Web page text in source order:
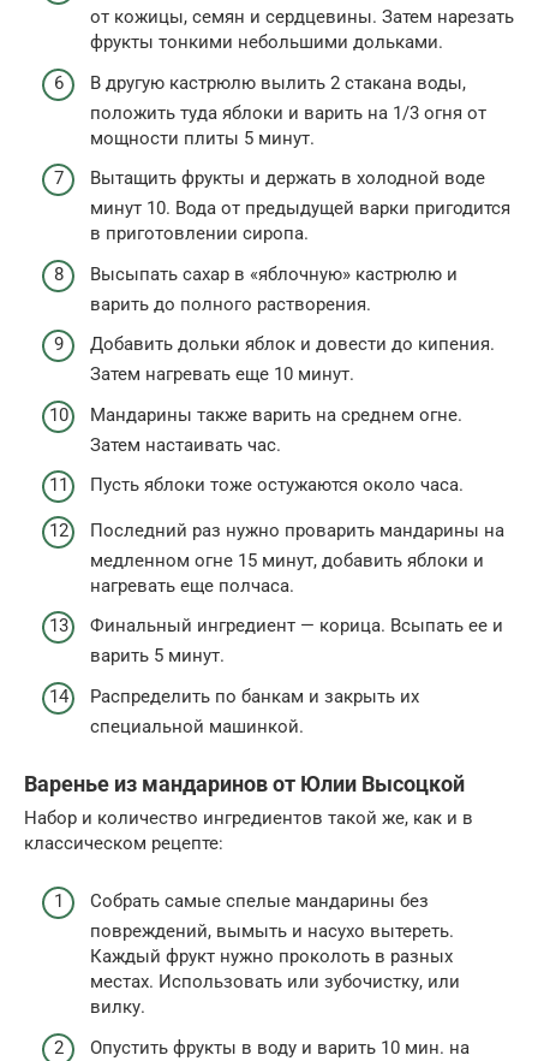
от кожицы, семян и сердцевины. Затем нарезать
фрукты тонкими небольшими дольками.
В другую кастрюлю вылить 2 стакана воды,
положить туда яблоки и варить на 1/3 огня от
мощности плиты 5 минут.
Вытащить фрукты и держать в холодной воде
минут 10. Вода от предыдущей варки пригодится
в приготовлении сиропа.
Высыпать сахар в «яблочную» кастрюлю и
варить до полного растворения.
Добавить дольки яблок и довести до кипения.
Затем нагревать еще 10 минут.
Мандарины также варить на среднем огне.
Затем настаивать час.
Пусть яблоки тоже остужаются около часа.
Последний раз нужно проварить мандарины на
медленном огне 15 минут, добавить яблоки и
нагревать еще полчаса.
Финальный ингредиент — корица. Всыпать ее и
варить 5 минут.
Распределить по банкам и закрыть их
специальной машинкой.
Варенье из мандаринов от Юлии Высоцкой
Набор и количество ингредиентов такой же, как и в
классическом рецепте:
Собрать самые спелые мандарины без
повреждений, вымыть и насухо вытереть.
Каждый фрукт нужно проколоть в разных
местах. Использовать или зубочистку, или
вилку.
Опустить фрукты в воду и варить 10 мин. на